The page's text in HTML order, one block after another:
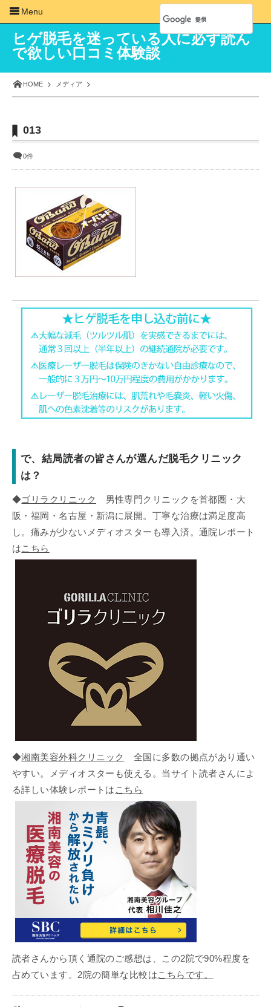
ヒゲ脱毛を迷っている人に必ず読ん
で欲しい口コミ体験談
HOME メディア
013
0件
で、結局読者の皆さんが選んだ脱毛クリニック
は？
◆ゴリラクリニック
男性専門クリニックを首都圏・大
阪・福岡・名古屋・新潟に展開。丁寧な治療は満足度高
し。痛みが少ないメディオスターも導入済。通院レポート
はこちら
◆湘南美容外科クリニック
全国に多数の拠点があり通い
やすい。メディオスターも使える。当サイト読者さんによ
る詳しい体験レポートは こちら
読者さんから頂く通院のご感想は、この2院で90%程度を
占めています。2院の簡単な比較はこちらです。
Menu